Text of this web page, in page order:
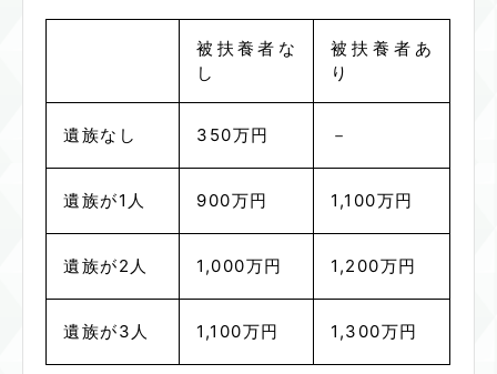
被扶養者な
し
被扶養者あ
り
遺族なし 350万円 －
遺族が1人 900万円 1,100万円
遺族が2人 1,000万円 1,200万円
遺族が3人 1,100万円 1,300万円